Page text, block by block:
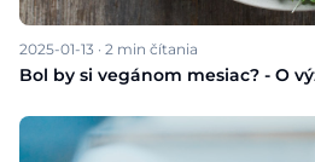
2025-01-13 · 2 min čítania
Bol by si vegánom mesiac? - O